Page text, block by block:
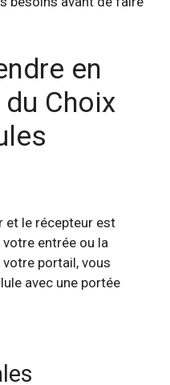
en
Choix
et le récepteur est
entrée ou la
portail, vous
avec une portée